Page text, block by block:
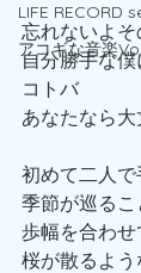
LIFE RECORD
アコギな音楽
忘れないよ
自分勝手な
コトバ
あなたなら大
初めて二人
季節が巡る
歩幅を合わ
桜が散るよ